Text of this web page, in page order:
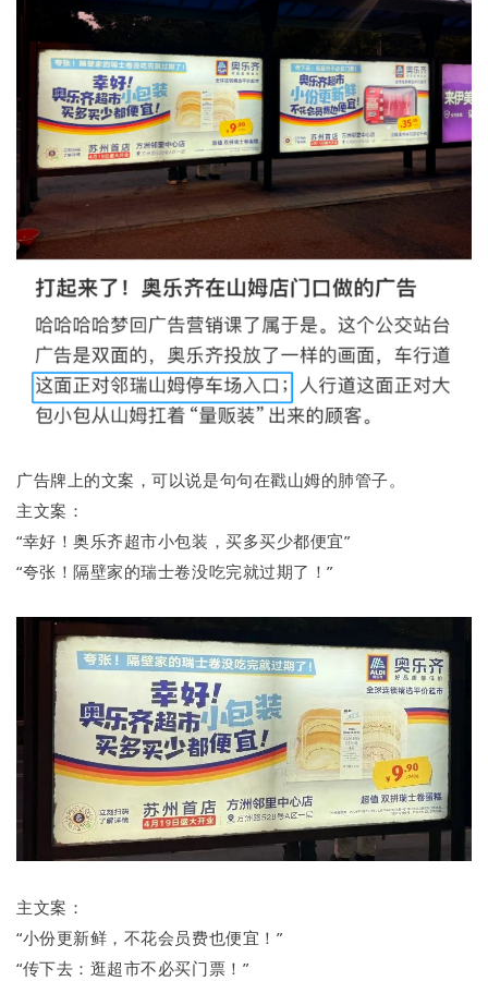
广告牌上的文案，可以说是句句在戳山姆的肺管子。
主文案：
“幸好！奥乐齐超市小包装，买多买少都便宜”
“夸张！隔壁家的瑞士卷没吃完就过期了！”
主文案：
“小份更新鲜，不花会员费也便宜！”
“传下去：逛超市不必买门票！”